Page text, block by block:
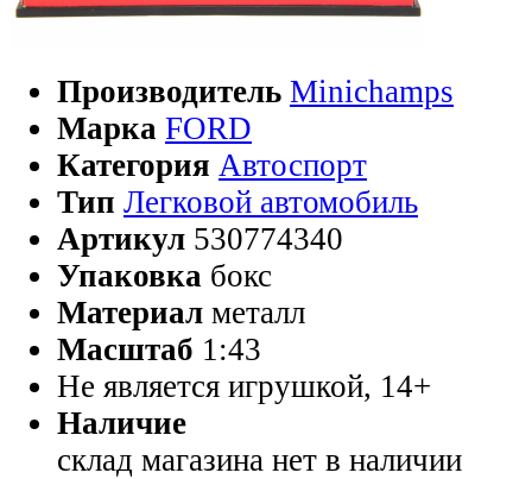
Производитель Minichamps
Марка FORD
Категория Автоспорт
Тип Легковой автомобиль
Артикул 530774340
Упаковка бокс
Материал металл
Масштаб 1:43
Не является игрушкой, 14+
Наличие
склад магазина нет в наличии